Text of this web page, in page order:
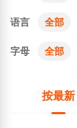
语言 全部
字母 全部
按最新